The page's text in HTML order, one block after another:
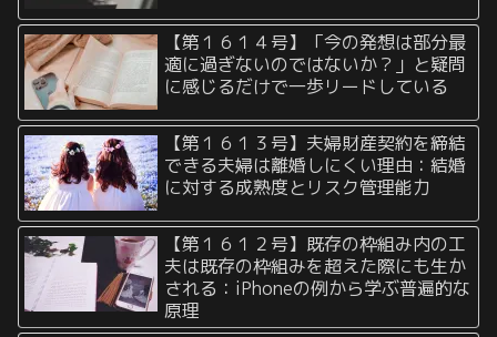
【第１６１４号】「今の発想は部分最
適に過ぎないのではないか？」と疑問
に感じるだけで一歩リードしている
【第１６１３号】夫婦財産契約を締結
できる夫婦は離婚しにくい理由：結婚
に対する成熟度とリスク管理能力
【第１６１２号】既存の枠組み内の工
夫は既存の枠組みを超えた際にも生か
される：iPhoneの例から学ぶ普遍的な
原理